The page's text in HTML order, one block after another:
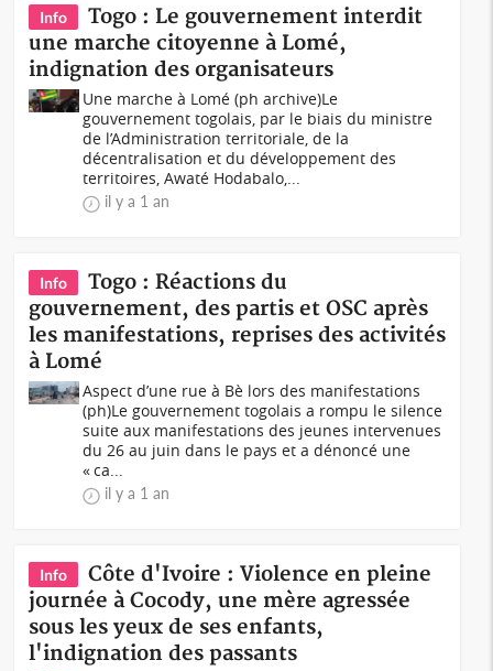
Info
Togo : Le gouvernement interdit
une marche citoyenne à Lomé,
indignation des organisateurs
Une marche à Lomé (ph archive)Le
gouvernement togolais, par le biais du ministre
de l’Administration territoriale, de la
décentralisation et du développement des
territoires, Awaté Hodabalo,...
il y a 1 an
Info
Togo : Réactions du
gouvernement, des partis et OSC après
les manifestations, reprises des activités
à Lomé
Aspect d’une rue à Bè lors des manifestations
(ph)Le gouvernement togolais a rompu le silence
suite aux manifestations des jeunes intervenues
du 26 au juin dans le pays et a dénoncé une
« ca...
il y a 1 an
Info
Côte d'Ivoire : Violence en pleine
journée à Cocody, une mère agressée
sous les yeux de ses enfants,
l'indignation des passants